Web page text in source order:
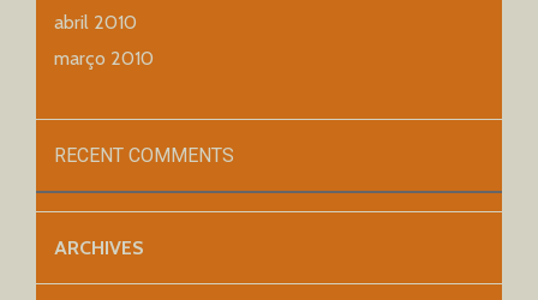
abril 2010
março 2010
RECENT COMMENTS
ARCHIVES